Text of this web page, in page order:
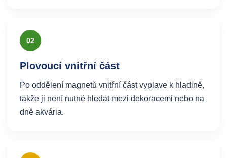
02
Plovoucí vnitřní část
Po oddělení magnetů vnitřní část vyplave k hladině,
takže ji není nutné hledat mezi dekoracemi nebo na
dně akvária.